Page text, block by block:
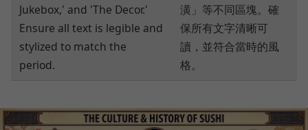
Jukebox,' and 'The Decor.'
Ensure all text is legible and
stylized to match the
period.
潢」等不同區塊。確
保所有文字清晰可
讀，並符合當時的風
格。